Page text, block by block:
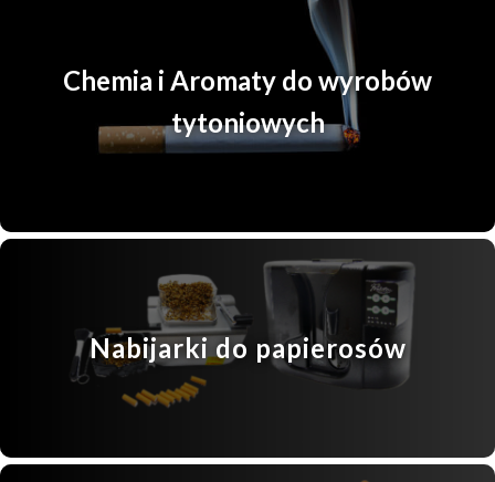
Chemia i Aromaty do wyrobów
tytoniowych
Nabijarki do papierosów